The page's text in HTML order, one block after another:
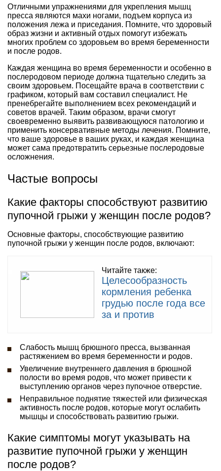
Отличными упражнениями для укрепления мышц
пресса являются махи ногами, подъем корпуса из
положения лежа и приседания. Помните, что здоровый
образ жизни и активный отдых помогут избежать
многих проблем со здоровьем во время беременности
и после родов.
Каждая женщина во время беременности и особенно в
послеродовом периоде должна тщательно следить за
своим здоровьем. Посещайте врача в соответствии с
графиком, который вам составил специалист. Не
пренебрегайте выполнением всех рекомендаций и
советов врачей. Таким образом, врачи смогут
своевременно выявить развивающуюся патологию и
применить консервативные методы лечения. Помните,
что ваше здоровье в ваших руках, и каждая женщина
может сама предотвратить серьезные послеродовые
осложнения.
Частые вопросы
Какие факторы способствуют развитию
пупочной грыжи у женщин после родов?
Основные факторы, способствующие развитию
пупочной грыжи у женщин после родов, включают:
Читайте также:
Целесообразность
кормления ребенка
грудью после года все
за и против
Слабость мышц брюшного пресса, вызванная
растяжением во время беременности и родов.
Увеличение внутреннего давления в брюшной
полости во время родов, что может привести к
выступлению органов через пупочное отверстие.
Неправильное поднятие тяжестей или физическая
активность после родов, которые могут ослабить
мышцы и способствовать развитию грыжи.
Какие симптомы могут указывать на
развитие пупочной грыжи у женщин
после родов?